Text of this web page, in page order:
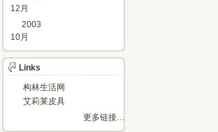
12月
2003
10月
Links
构林生活网
艾莉莱皮具
更多链接…